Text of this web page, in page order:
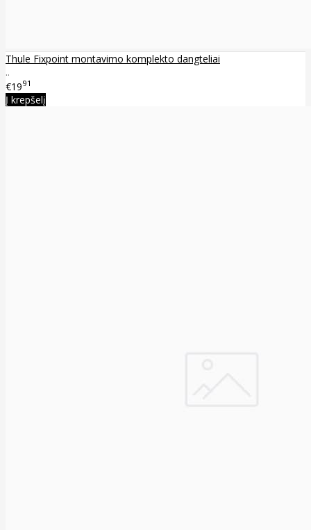
Thule Fixpoint montavimo komplekto dangteliai
..
€1991
Į krepšelį